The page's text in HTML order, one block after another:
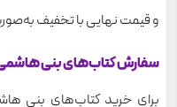
و قیمت نهایی با تخفیف
سفارش کتاب‌های بنی
برای خرید کتاب‌های بنی